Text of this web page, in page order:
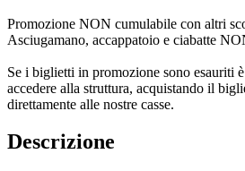
Promozione NON cumulabile con altri
Asciugamano, accappatoio e ciabatte
Se i biglietti in promozione sono esauriti
accedere alla struttura, acquistando il
direttamente alle nostre casse.
Descrizione